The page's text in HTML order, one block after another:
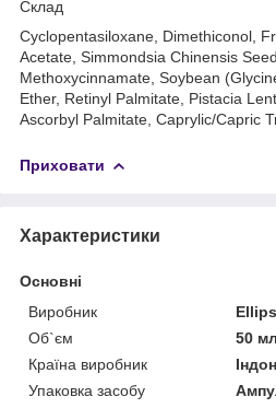
Склад
Cyclopentasiloxane, Dimethiconol,
Acetate, Simmondsia Chinensis
Methoxycinnamate, Soybean
Ether, Retinyl Palmitate, Pistacia
Ascorbyl Palmitate, Caprylic/Capric
Приховати
Характеристики
Основні
Виробник
Ellips
Об`єм
50 мл
Країна виробник
Упаковка засобу